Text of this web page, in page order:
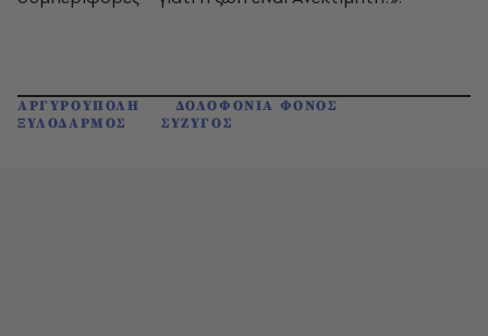
ΑΡΓΥΡΟΥΠΟΛΗ
ΔΟΛΟΦΟΝΙΑ ΦΟΝΟΣ
ΞΥΛΟΔΑΡΜΟΣ
ΣΥΖΥΓΟΣ